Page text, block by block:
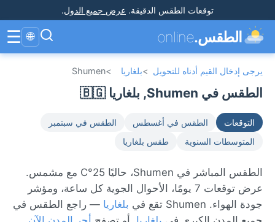
توقعات الطقس الدقيقة. عرض جميع الدول.
الطقس.online
🌐
☰
يرجى إدخال القيم أدناه للتحويل >بلغاريا >
Shumen
الطقس في Shumen, بلغاريا 🇧🇬
التوقعات الطقس في أغسطس
الطقس في سبتمبر
المتوسطات السنوية
طقس بلغاريا
الطقس المباشر في Shumen، حاليًا 25°C مع مشمس.
عرض توقعات 7 يومًا، الأحوال الجوية كل ساعة، ومؤشر
جودة الهواء. Shumen تقع في
بلغاريا — راجع الطقس في